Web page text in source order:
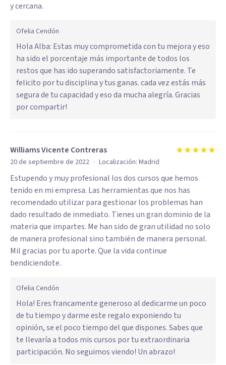
y cercana.
Ofelia Cendón
Hola Alba: Estas muy comprometida con tu mejora y eso
ha sido el porcentaje más importante de todos los
restos que has ido superando satisfactoriamente. Te
felicito por tu disciplina y tus ganas. cada vez estás más
segura de tu capacidad y eso da mucha alegría. Gracias
por compartir!
Williams Vicente Contreras
20 de septiembre de 2022 · Localización: Madrid
Estupendo y muy profesional los dos cursos que hemos
tenido en mi empresa. Las herramientas que nos has
recomendado utilizar para gestionar los problemas han
dado resultado de inmediato. Tienes un gran dominio de la
materia que impartes. Me han sido de gran utilidad no solo
de manera profesional sino también de manera personal.
Mil gracias por tu aporte. Que la vida continue
bendiciendote.
Ofelia Cendón
Hola! Eres francamente generoso al dedicarme un poco
de tu tiempo y darme este regalo exponiendo tu
opinión, se el poco tiempo del que dispones. Sabes que
te llevaría a todos mis cursos por tu extraordinaria
participación. No seguimos viendo! Un abrazo!